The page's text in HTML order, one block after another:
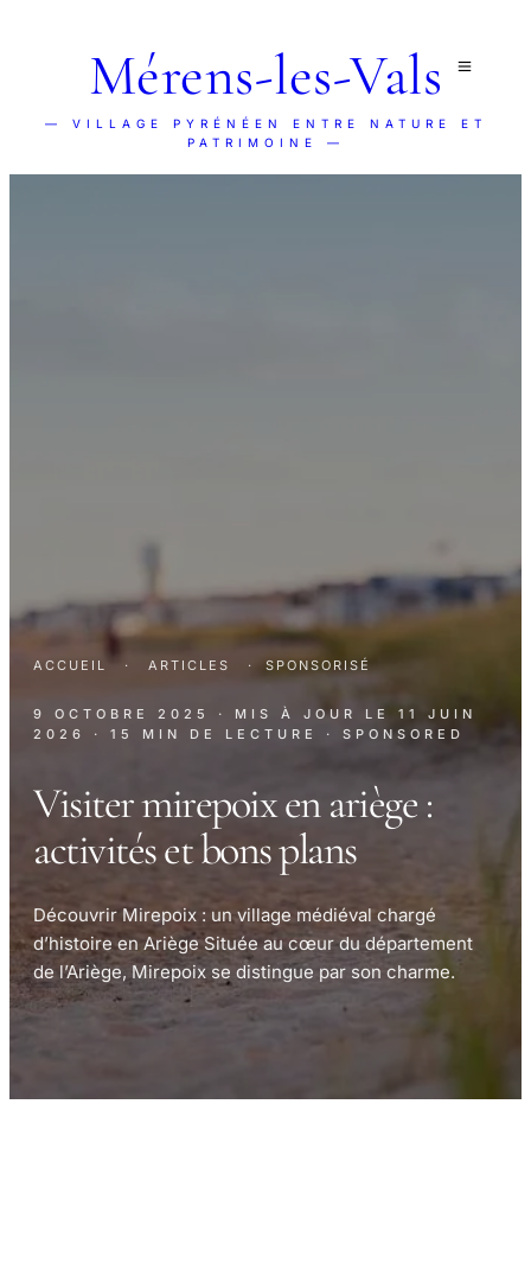
Mérens-les-Vals
— VILLAGE PYRÉNÉEN ENTRE NATURE ET
PATRIMOINE —
ACCUEIL · ARTICLES · SPONSORISÉ
9 OCTOBRE 2025 · MIS À JOUR LE 11 JUIN
2026
· 15 MIN DE LECTURE · SPONSORED
Visiter mirepoix en ariège :
activités et bons plans
Découvrir Mirepoix : un village médiéval chargé
d’histoire en Ariège Située au cœur du département
de l’Ariège, Mirepoix se distingue par son charme.